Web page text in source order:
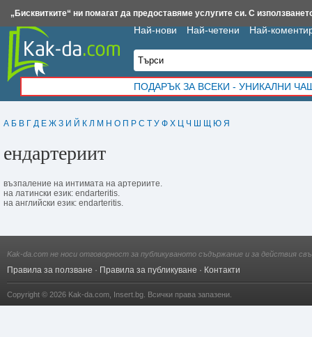
А Б В Г Д Е Ж З И Й К Л М Н О П Р С Т У Ф Х Ц Ч Ш Щ Ю Я
ендартериит
въз­паление на интимата на артериите.
на латински език: endarteritis.
на английски език: endarteritis.
Най-нови Най-четени Най-
ПОДАРЪК ЗА ВСЕКИ - УНИКАЛНИ
Insert.bg Framar.bg Kak-da.com Iztochnik.com BauBau.bg NewAge.bg
Kak-da.com не носи отговорност за публикуваното съдържание и за действия
Правила за ползване · Правила за публикуване · Контакти
Copyright © 2026 Kak-da.com Insert.bg . Всички права запазени.
„Бисквитките“ ни помагат да предоставяме услугите си. С